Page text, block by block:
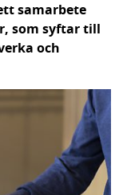
samarbete
som syftar till
och